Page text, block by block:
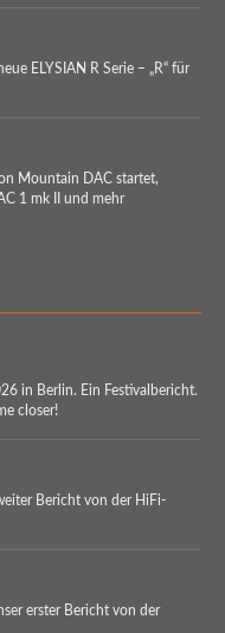
ELYSIAN R Serie – „R“ für
Mountain DAC startet,
1 mk II und mehr
in Berlin. Ein Festivalbericht.
closer!
Bericht von der HiFi-
erster Bericht von der